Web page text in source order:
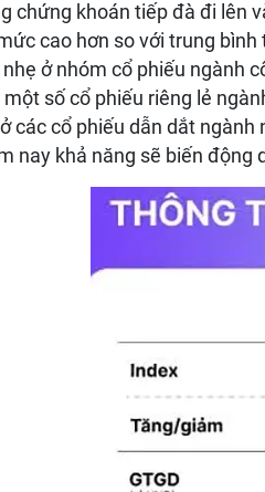
chứng khoán tiếp đà đi lên
cao hơn so với trung
ở nhóm cổ phiếu ngành
một số cổ phiếu riêng lẻ
các cổ phiếu dẫn dắt ngành
nay khả năng sẽ biến